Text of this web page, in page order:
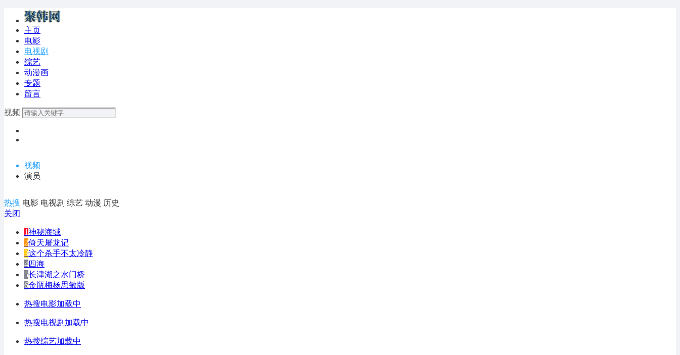
主页
电影
电视剧
综艺
动漫画
专题
留言
视频
视频
演员
热搜 电影 电视剧 综艺 动漫 历史
关闭
1神秘海域
2倚天屠龙记
3这个杀手不太冷静
4四海
5长津湖之水门桥
6金瓶梅杨思敏版
热搜电影加载中
热搜电视剧加载中
热搜综艺加载中